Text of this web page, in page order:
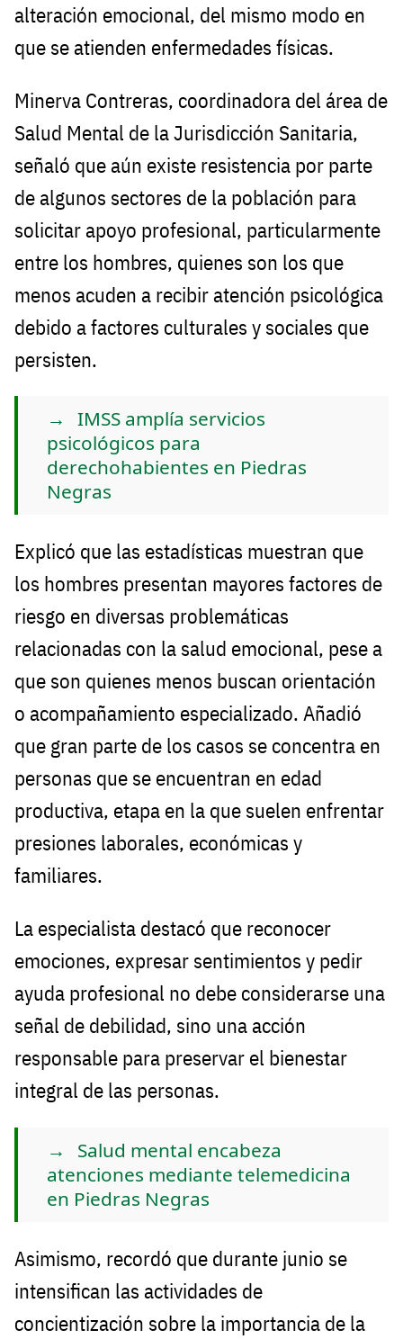
alteración emocional, del mismo modo en
que se atienden enfermedades físicas.
Minerva Contreras, coordinadora del área de
Salud Mental de la Jurisdicción Sanitaria,
señaló que aún existe resistencia por parte
de algunos sectores de la población para
solicitar apoyo profesional, particularmente
entre los hombres, quienes son los que
menos acuden a recibir atención psicológica
debido a factores culturales y sociales que
persisten.
IMSS amplía servicios
psicológicos para
derechohabientes en Piedras
Negras
Explicó que las estadísticas muestran que
los hombres presentan mayores factores de
riesgo en diversas problemáticas
relacionadas con la salud emocional, pese a
que son quienes menos buscan orientación
o acompañamiento especializado. Añadió
que gran parte de los casos se concentra en
personas que se encuentran en edad
productiva, etapa en la que suelen enfrentar
presiones laborales, económicas y
familiares.
La especialista destacó que reconocer
emociones, expresar sentimientos y pedir
ayuda profesional no debe considerarse una
señal de debilidad, sino una acción
responsable para preservar el bienestar
integral de las personas.
Salud mental encabeza
atenciones mediante telemedicina
en Piedras Negras
Asimismo, recordó que durante junio se
intensifican las actividades de
concientización sobre la importancia de la